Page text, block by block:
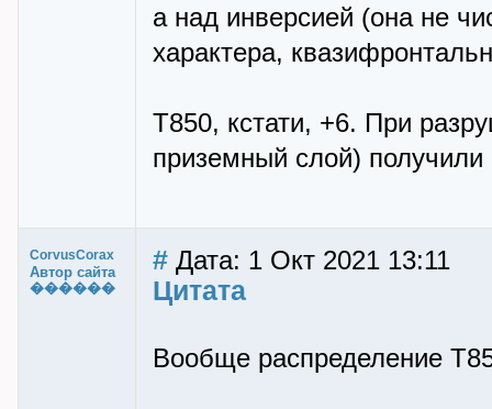
а над инверсией (она не
характера,
Т850, кстати, +6. При
приземный слой)
CorvusCorax
Автор сайта
������
# Дата: 1 Окт 2021 13:11
Цитата
Вообще распределение